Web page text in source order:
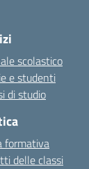
scolastico
e studenti
di studio
formativa
delle classi